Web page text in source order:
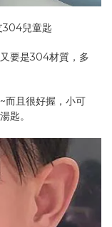
304兒童匙
要是304材質，多
而且很好握，小可
匙。